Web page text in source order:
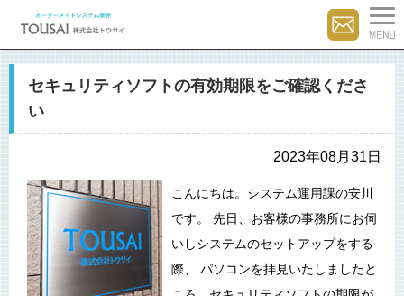
セキュリティソフトの有効期限をご確認くださ
い
2023年08月31日
こんにちは。システム運用課の安川
です。 先日、お客様の事務所にお伺
いしシステムのセットアップをする
際、 パソコンを拝見いたしましたと